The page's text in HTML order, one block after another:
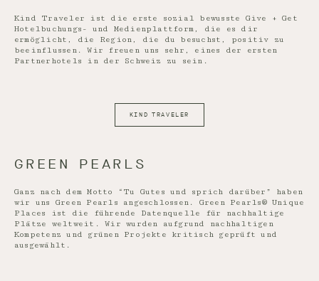
Kind Traveler ist die erste sozial bewusste Give + Get
Hotelbuchungs- und Medienplattform, die es dir
ermöglicht, die Region, die du besuchst, positiv zu
beeinflussen. Wir freuen uns sehr, eines der ersten
Partnerhotels in der Schweiz zu sein.
KIND TRAVELER
GREEN PEARLS
Ganz nach dem Motto “Tu Gutes und sprich darüber” haben
wir uns Green Pearls angeschlossen. Green Pearls® Unique
Places ist die führende Datenquelle für nachhaltige
Plätze weltweit. Wir wurden aufgrund nachhaltigen
Kompetenz und grünen Projekte kritisch geprüft und
ausgewählt.